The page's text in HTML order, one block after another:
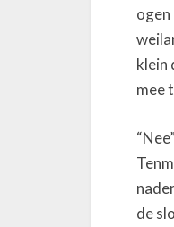
ogen
klein
mee
de